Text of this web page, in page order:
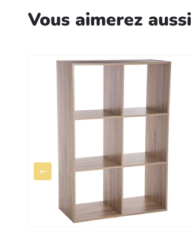
Vous aimerez aussi